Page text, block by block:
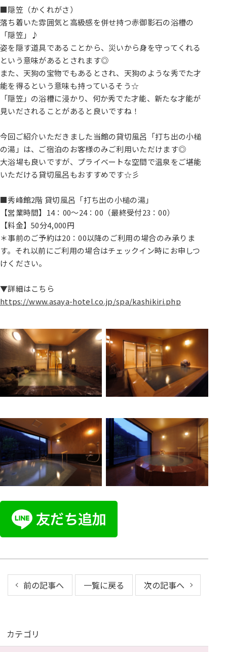
■隠笠（かくれがさ）
落ち着いた雰囲気と高級感を併せ持つ赤御影石の浴槽の
「隠笠」♪
姿を隠す道具であることから、災いから身を守ってくれる
という意味があるとされます◎
また、天狗の宝物でもあるとされ、天狗のような秀でた才
能を得るという意味も持っているそう☆
「隠笠」の浴槽に浸かり、何か秀でた才能、新たな才能が
見いだされることがあると良いですね！
今回ご紹介いただきました当館の貸切風呂「打ち出の小槌
の湯」は、ご宿泊のお客様のみご利用いただけます◎
大浴場も良いですが、プライベートな空間で温泉をご堪能
いただける貸切風呂もおすすめです☆彡
■秀峰館2階 貸切風呂「打ち出の小槌の湯」
【営業時間】14：00～24：00（最終受付23：00）
【料金】50分4,000円
＊事前のご予約は20：00以降のご利用の場合のみ承りま
す。それ以前にご利用の場合はチェックイン時にお申しつ
けください。
▼詳細はこちら
https://www.asaya-hotel.co.jp/spa/kashikiri.php
前の記事へ 一覧に戻る 次の記事へ
カテゴリ